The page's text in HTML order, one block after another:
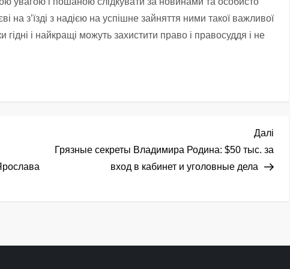
на з’їзді з надією на успішне зайняття ними такої важливої
гідні і найкращі можуть захистити право і правосуддя і не
Далі
Грязные секреты Владимира Родина: $50 тыс. за
вход в кабинет и уголовные дела